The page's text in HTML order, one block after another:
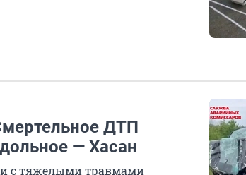
ДТП
— Хасан
с тяжелыми травмами